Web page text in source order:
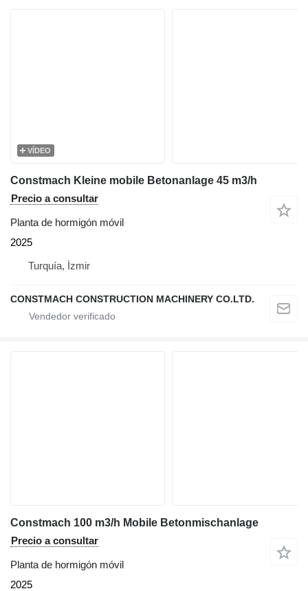
VÍDEO
Constmach Kleine mobile Betonanlage 45 m3/h
Precio a consultar
Planta de hormigón móvil
2025
Turquía, İzmir
CONSTMACH CONSTRUCTION MACHINERY CO.LTD.
Constmach 100 m3/h Mobile Betonmischanlage
Precio a consultar
Planta de hormigón móvil
2025